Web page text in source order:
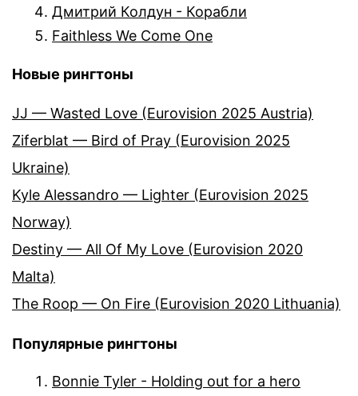
Дмитрий Колдун - Корабли
Faithless We Come One
Новые рингтоны
JJ — Wasted Love (Eurovision 2025 Austria)
Ziferblat — Bird of Pray (Eurovision 2025
Ukraine)
Kyle Alessandro — Lighter (Eurovision 2025
Norway)
Destiny — All Of My Love (Eurovision 2020
Malta)
The Roop — On Fire (Eurovision 2020 Lithuania)
Популярные рингтоны
Bonnie Tyler - Holding out for a hero